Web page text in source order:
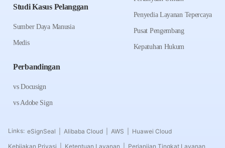
Studi Kasus Pelanggan
Sumber Daya Manusia
Medis
Perbandingan
vs Docusign
vs Adobe Sign
Penyedia Layanan Tepercaya
Pusat Pengembang
Kepatuhan Hukum
Links: eSignSeal Alibaba Cloud AWS
Huawei Cloud
Kebijakan Privasi
Ketentuan Layanan Perjanjian Tingkat Layanan